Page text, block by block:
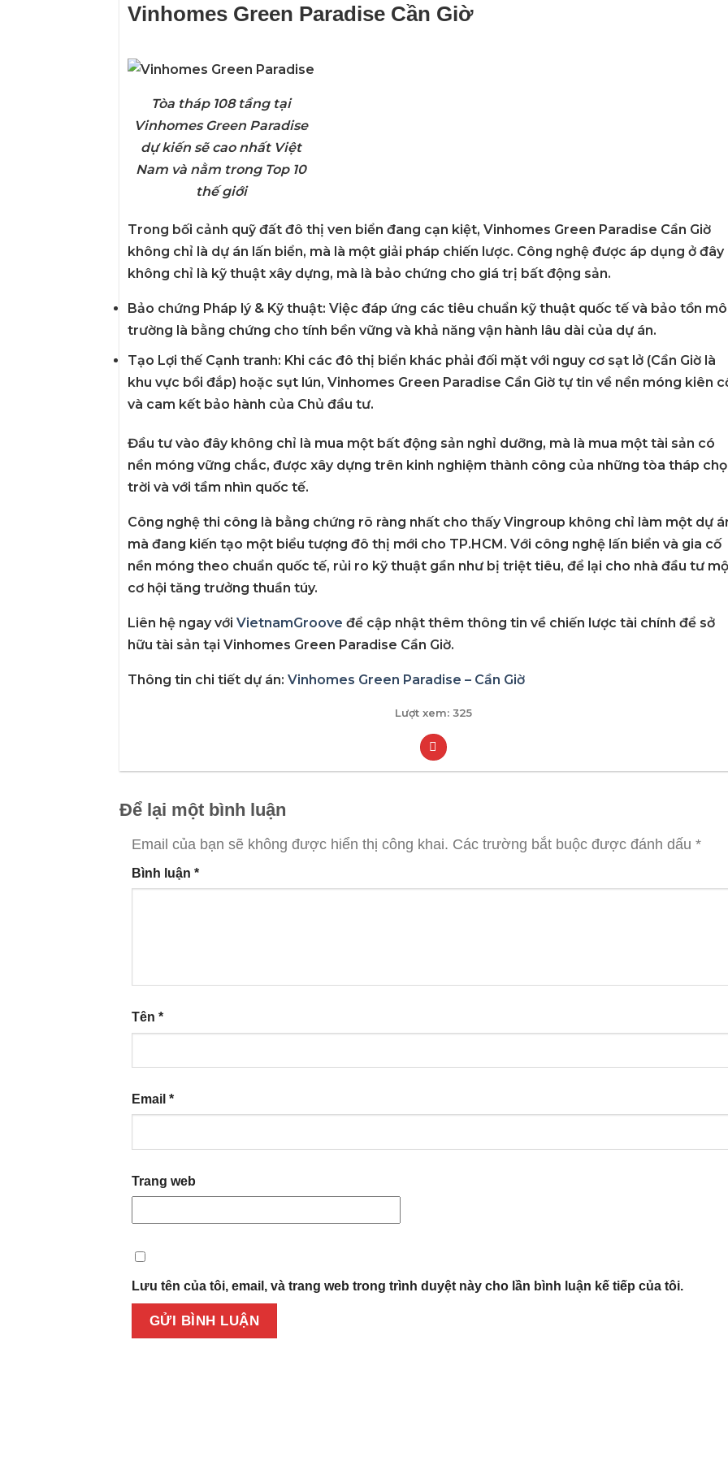
Vinhomes Green Paradise Cần Giờ
Tòa tháp 108 tầng tại
Vinhomes Green Paradise
dự kiến sẽ cao nhất Việt
Nam và nằm trong Top 10
thế giới
Trong bối cảnh quỹ đất đô thị ven biển đang cạn kiệt, Vinhomes Green Paradise Cần Giờ
không chỉ là dự án lấn biển, mà là một giải pháp chiến lược. Công nghệ được áp dụng ở đây
không chỉ là kỹ thuật xây dựng, mà là bảo chứng cho giá trị bất động sản.
Bảo chứng Pháp lý & Kỹ thuật: Việc đáp ứng các tiêu chuẩn kỹ thuật quốc tế và bảo tồn
trường là bằng chứng cho tính bền vững và khả năng vận hành lâu dài của dự án.
Tạo Lợi thế Cạnh tranh: Khi các đô thị biển khác phải đối mặt với nguy cơ sạt lở (Cần Giờ là
khu vực bồi đắp) hoặc sụt lún, Vinhomes Green Paradise Cần Giờ tự tin về nền móng kiên
và cam kết bảo hành của Chủ đầu tư.
Đầu tư vào đây không chỉ là mua một bất động sản nghỉ dưỡng, mà là mua một tài sản có
nền móng vững chắc, được xây dựng trên kinh nghiệm thành công của những tòa tháp
trời và với tầm nhìn quốc tế.
Công nghệ thi công là bằng chứng rõ ràng nhất cho thấyVingroup không chỉ làm một dự
mà đang kiến tạo một biểu tượng đô thị mới cho TP.HCM. Với công nghệ lấn biển và gia cố
nền móng theo chuẩn quốc tế, rủi ro kỹ thuật gần như bị triệt tiêu, để lại cho nhà đầu tư
cơ hội tăng trưởng thuần túy.
Liên hệ ngay với VietnamGroove để cập nhật thêm thông tin về chiến lược tài chính để sở
hữu tài sản tại Vinhomes Green Paradise Cần Giờ.
Thông tin chi tiết dự án: Vinhomes Green Paradise – Cần Giờ
Lượt xem: 325
Để lại một bình luận
Email của bạn sẽ không được hiển thị công khai. Các trường bắt buộc được đánh dấu *
Bình luận *
Tên *
Email *
Trang web
Lưu tên của tôi, email, và trang web trong trình duyệt này cho lần bình luận kế tiếp của tôi.